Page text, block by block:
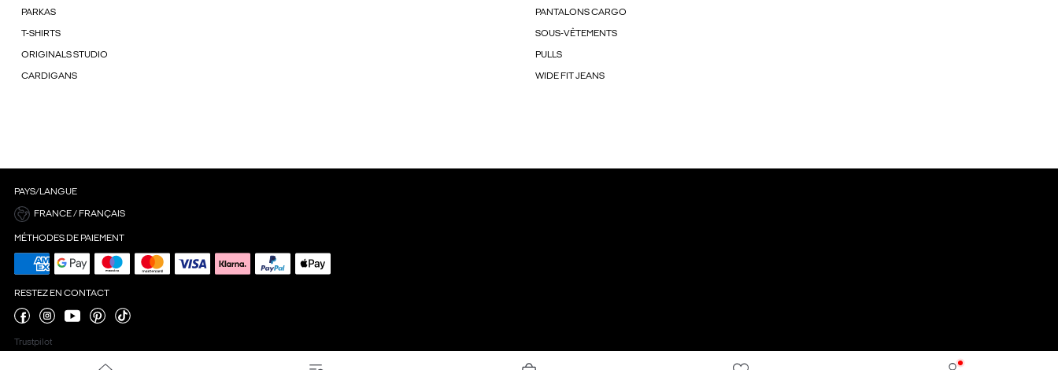
PARKAS PANTALONS CARGO
T-SHIRTS SOUS-VÊTEMENTS
ORIGINALS STUDIO PULLS
CARDIGANS WIDE FIT JEANS
PAYS/LANGUE
FRANCE / FRANÇAIS
MÉTHODES DE PAIEMENT
RESTEZ EN CONTACT
Trustpilot